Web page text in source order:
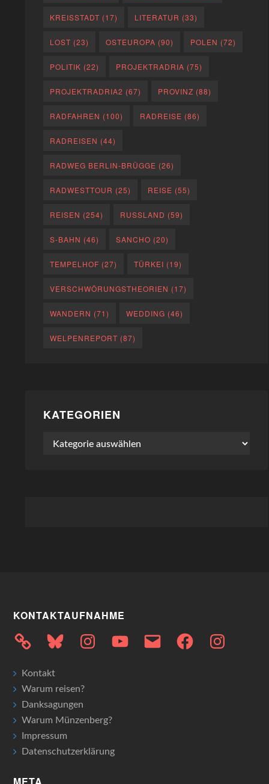
KREISSTADT (17) LITERATUR (33)
LOST (23) OSTEUROPA (90) POLEN (72)
POLITIK (22) PROJEKTRADRIA (75)
PROJEKTRADRIA2 (67) PROVINZ (88)
RADFAHREN (100) RADREISE (86)
RADREISEN (44)
RADWEG BERLIN-BRÜGGE (26)
RADWESTTOUR (25) REISE (55)
REISEN (254) RUSSLAND (59)
S-BAHN (46) SANCHO (20)
TEMPELHOF (27) TÜRKEI (19)
VERSCHWÖRUNGSTHEORIEN (17)
WANDERN (71) WEDDING (46)
WELPENREPORT (87)
KATEGORIEN
Kategorien
KONTAKTAUFNAHME
Bluesky InstagramYouTubeE-
Mail
FacebookInstagram
Kontakt
Warum reisen?
Danksagungen
Warum Münzenberg?
Impressum
Datenschutzerklärung